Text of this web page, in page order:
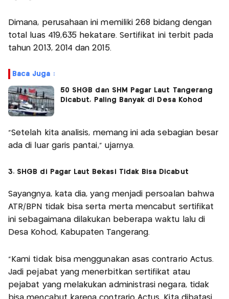
Dimana, perusahaan ini memiliki 268 bidang dengan
total luas 419,635 hekatare. Sertifikat ini terbit pada
tahun 2013, 2014 dan 2015.
Baca Juga :
50 SHGB dan SHM Pagar Laut Tangerang
Dicabut, Paling Banyak di Desa Kohod
"Setelah kita analisis, memang ini ada sebagian besar
ada di luar garis pantai," ujarnya.
3. SHGB di Pagar Laut Bekasi Tidak Bisa Dicabut
Sayangnya, kata dia, yang menjadi persoalan bahwa
ATR/BPN tidak bisa serta merta mencabut sertifikat
ini sebagaimana dilakukan beberapa waktu lalu di
Desa Kohod, Kabupaten Tangerang.
"Kami tidak bisa menggunakan asas contrario Actus.
Jadi pejabat yang menerbitkan sertifikat atau
pejabat yang melakukan administrasi negara, tidak